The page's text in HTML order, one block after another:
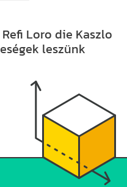
Loro die Kaszlo
leszünk